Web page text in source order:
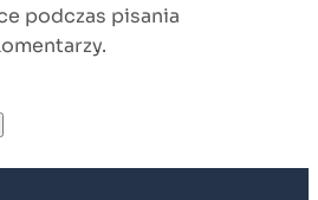
podczas pisania